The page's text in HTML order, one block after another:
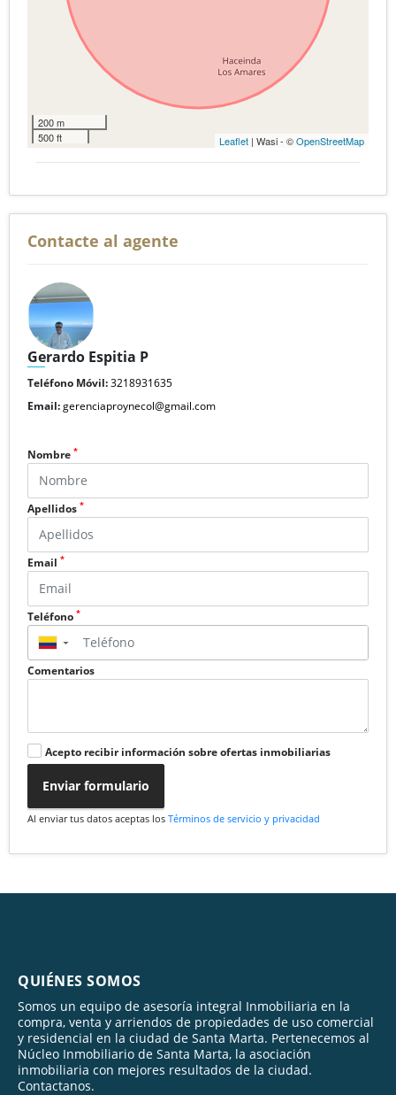
200 m
500 ft
Leaflet | Wasi - ©OpenStreetMap
Contacte al agente
Gerardo Espitia P
Teléfono Móvil:3218931635
Email:gerenciaproynecol@gmail.com
Nombre *
Apellidos *
Email *
Teléfono *
▼
Comentarios
Acepto recibir información sobre ofertas inmobiliarias
Enviar formulario
Al enviar tus datos aceptas los Términos de servicio y privacidad
QUIÉNES SOMOS
Somos un equipo de asesoría integral Inmobiliaria en la
compra, venta y arriendos de propiedades de uso comercial
y residencial en la ciudad de Santa Marta. Pertenecemos al
Núcleo Inmobiliario de Santa Marta, la asociación
inmobiliaria con mejores resultados de la ciudad.
Contactanos.